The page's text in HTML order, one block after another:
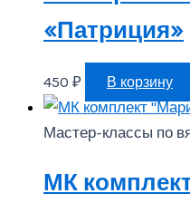
«Патриция»
450 ₽ В корзину
Мастер-классы по
МК